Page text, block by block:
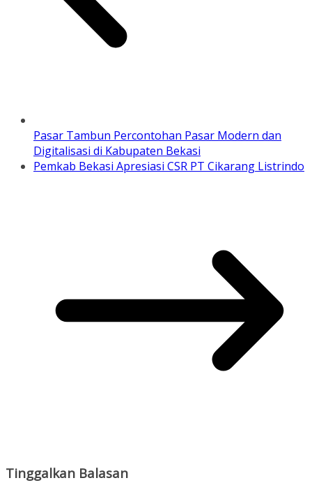
Pasar Tambun Percontohan Pasar Modern dan
Digitalisasi di Kabupaten Bekasi
Pemkab Bekasi Apresiasi CSR PT Cikarang Listrindo
Tinggalkan Balasan